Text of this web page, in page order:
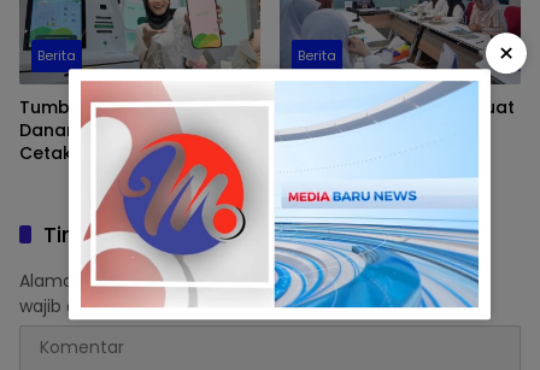
Berita
Tumbuh Bersama
Danantara, Pegadaian
Cetak Kinerja Gemilang di
Semester 1 Tahun 2026
Berita
Pelindo Regional 4 Perkuat
Pembinaan Spiritual
Tinggalkan Balasan
Alamat email Anda tidak akan dipublikasikan. Ruas yang
wajib ditandai*
×